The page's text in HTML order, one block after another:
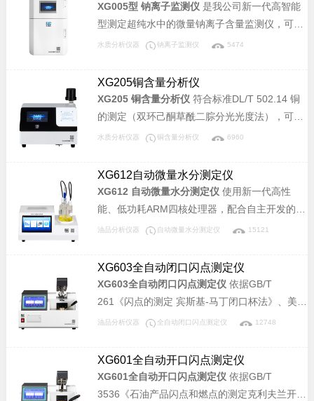
XG005型 钠离子监测仪是我公司新一代高智能
型测定超纯水中的微量钠离子含量监测仪，可广
泛应用于电厂及蒸汽动力厂高压蒸汽锅炉给水处
化工、制药、半导体等其它行业水处理系统。
水质分析仪器 钠离子监测仪 5474
XG205铜含量分析仪
XG205 铜含量分析仪符合标准DL/T 502.14 铜
的测定（双环己酮草酰二腙分光光度法），可广
泛应用于电力、化工、冶金、环保、制药、半导
水质分析仪器 铜含量分析仪 6960
XG612自动微量水分测定仪
XG612 自动微量水分测定仪使用新一代高性
能、低功耗ARM四核处理器，配合自主开发的先
进数字电路技术，仪器运行稳定、精度高。广泛
油品分析仪器 自动微量水分测定仪 15121
XG603全自动闭口闪点测定仪
XG603全自动闭口闪点测定仪依据GB/T
261《闪点的测定 宾斯基-马丁闭口杯法》、美国
材料协会标准 ASTM D93、ISO2719《闪点的测
制造。本仪器可广泛应用于石油、铁路、航空、
电力及大专院校、科研院所、油品检测等相关单
位，测定石油产品的闭口杯闪点值，是理想同类
油品分析仪器 全自动闭口闪点测定仪 12748
XG601全自动开口闪点测定仪
XG601全自动开口闪点测定仪依据GB/T
3536《石油产品闪点和燃点的测定克利夫兰开口